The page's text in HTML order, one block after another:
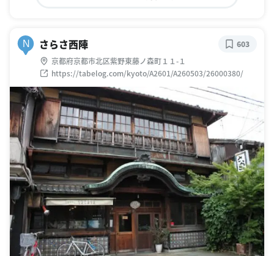
N さらさ西陣
京都府京都市北区紫野東藤ノ森町１１-１
https://tabelog.com/kyoto/A2601/A260503/26000380/
603